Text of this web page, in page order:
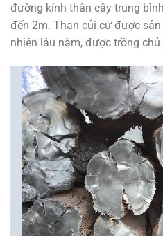
đường kính thân cây trung
đến 2m. Than củi cừ được
nhiên lâu năm, được trồng